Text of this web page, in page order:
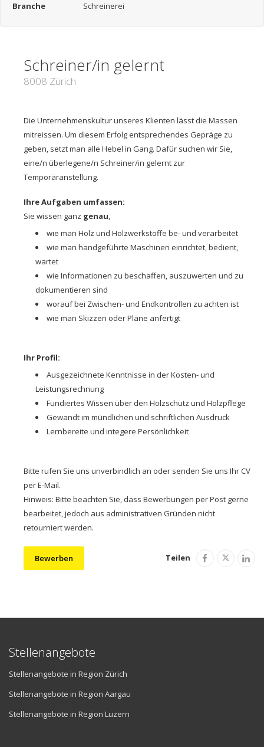
Branche Schreinerei
Schreiner/in gelernt
8008 Zürich
Die Unternehmenskultur unseres Klienten lässt die Massen
mitreissen. Um diesem Erfolg entsprechendes Gepräge zu
geben, setzt man alle Hebel in Gang. Dafür suchen wir Sie,
eine/n überlegene/n Schreiner/in gelernt zur
Temporäranstellung.
Ihre Aufgaben umfassen:
Sie wissen ganz genau,
wie man Holz und Holzwerkstoffe be- und verarbeitet
wie man handgeführte Maschinen einrichtet, bedient,
wartet
wie Informationen zu beschaffen, auszuwerten und zu
dokumentieren sind
worauf bei Zwischen- und Endkontrollen zu achten ist
wie man Skizzen oder Pläne anfertigt
Ihr Profil:
Ausgezeichnete Kenntnisse in der Kosten- und
Leistungsrechnung
Fundiertes Wissen über den Holzschutz und Holzpflege
Gewandt im mündlichen und schriftlichen Ausdruck
Lernbereite und integere Persönlichkeit
Bitte rufen Sie uns unverbindlich an oder senden Sie uns Ihr CV
per E-Mail.
Hinweis: Bitte beachten Sie, dass Bewerbungen per Post gerne
bearbeitet, jedoch aus administrativen Gründen nicht
retourniert werden.
Bewerben Teilen
Stellenangebote
Stellenangebote in Region Zürich
Stellenangebote in Region Aargau
Stellenangebote in Region Luzern